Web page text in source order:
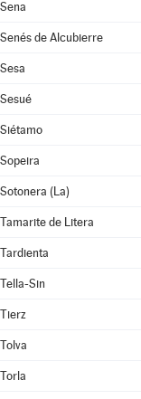
Sena
Senés de Alcubierre
Sesa
Sesué
Siétamo
Sopeira
Sotonera (La)
Tamarite de Litera
Tardienta
Tella-Sin
Tierz
Tolva
Torla